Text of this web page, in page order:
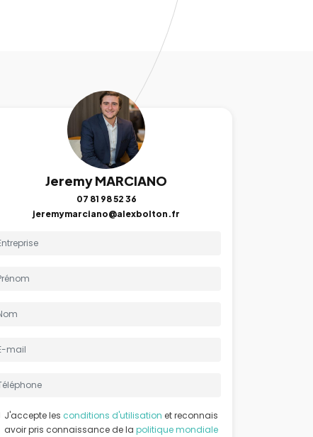
Jeremy MARCIANO
07 81 98 52 36
jeremymarciano@alexbolton.fr
J'accepte les conditions d'utilisation et reconnais
avoir pris connaissance de la politique mondiale